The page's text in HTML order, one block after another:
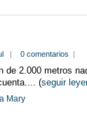
| 0 comentarios |
de 2.000 metros
(seguir
Mary